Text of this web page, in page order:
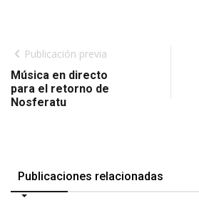
Publicación previa
Música en directo
para el retorno de
Nosferatu
Publicaciones relacionadas